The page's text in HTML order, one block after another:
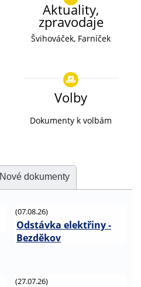
Aktuality,
zpravodaje
Švihováček, Farníček
Volby
Dokumenty k volbám
Nové dokumenty
(07.08.26)
Odstávka elektřiny -
Bezděkov
(27.07.26)